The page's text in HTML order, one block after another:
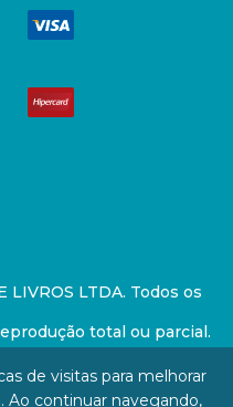
LIVROS LTDA. Todos os
total ou parcial.
sem aviso prévio.
de visitas para melhorar
Ao continuar navegando,